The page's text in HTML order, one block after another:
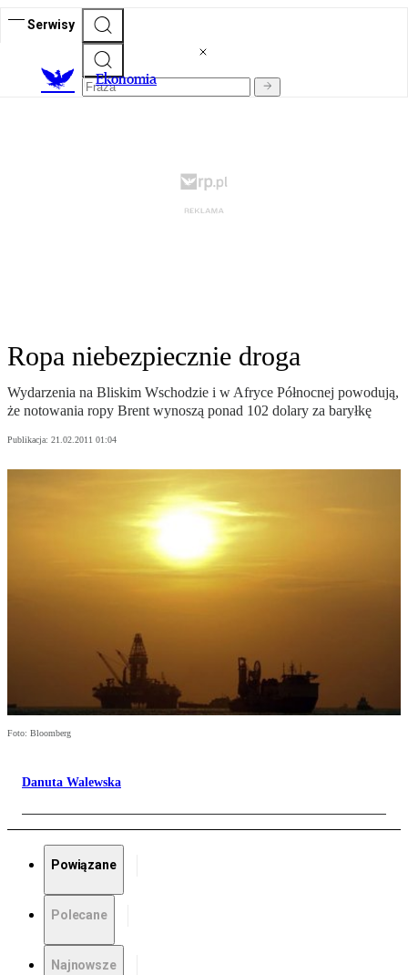
Serwisy
Ekonomia
Ropa niebezpiecznie droga
Wydarzenia na Bliskim Wschodzie i w Afryce Północnej powodują,
że notowania ropy Brent wynoszą ponad 102 dolary za baryłkę
Publikacja: 21.02.2011 01:04
Foto: Bloomberg
Danuta Walewska
Powiązane
Polecane
Najnowsze